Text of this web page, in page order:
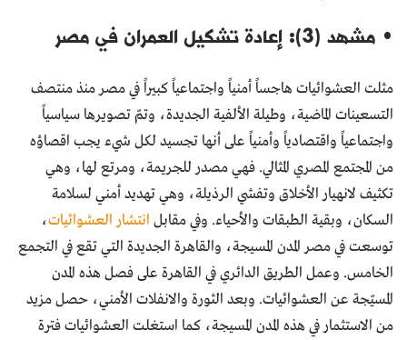
• مشهد (3): إعادة تشكيل العمران في مصر
مثلت العشوائيات هاجساً أمنياً واجتماعياً كبيراً في مصر منذ منتصف
التسعينات الماضية، وطيلة الألفية الجديدة، وتمّ تصويرها سياسياً
واجتماعياً واقتصادياً وأمنياً على أنها تجسيد لكل شيء يجب اقصاؤه
من المجتمع المصري المثالي. فهي مصدر للجريمة، ومرتع لها، وهي
تكثيف لانهيار الأخلاق وتفشي الرذيلة، وهي تهديد أمني لسلامة
السكان، وبقية الطبقات والأحياء. وفي مقابل انتشار العشوائيات،
توسعت في مصر المدن المسيجة، والقاهرة الجديدة التي تقع في التجمع
الخامس. وعمل الطريق الدائري في القاهرة على فصل هذه المدن
المسيّجة عن العشوائيات. وبعد الثورة والانفلات الأمني، حصل مزيد
من الاستثمار في هذه المدن المسيجة، كما استغلت العشوائيات فترة